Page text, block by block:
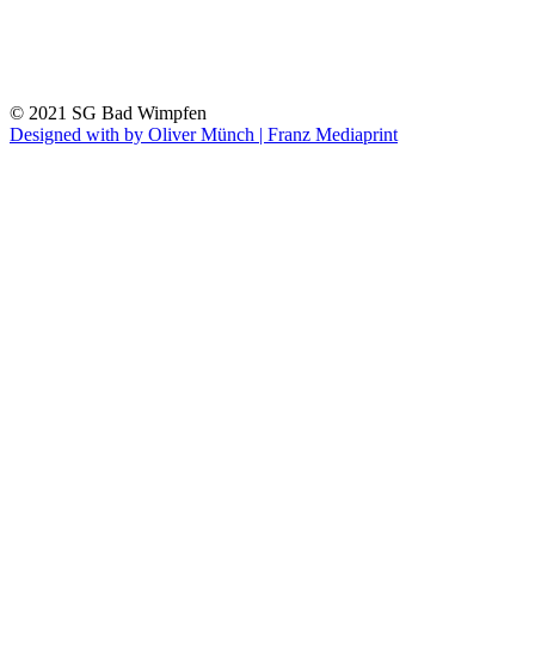
© 2021 SG Bad Wimpfen
Designed with by Oliver Münch | Franz Mediaprint